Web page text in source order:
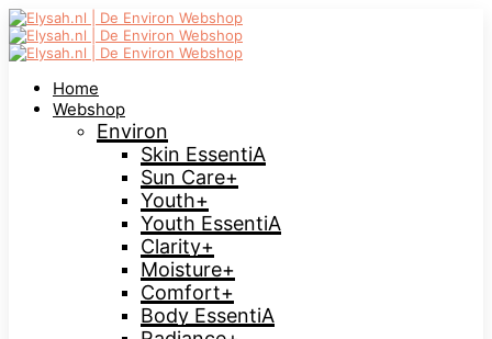
Home
Webshop
Environ
Skin EssentiA
Sun Care+
Youth+
Youth EssentiA
Clarity+
Moisture+
Comfort+
Body EssentiA